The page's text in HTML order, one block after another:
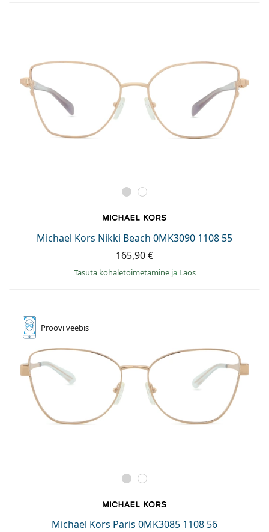
Michael Kors Nikki Beach 0MK3090 1108 55
165,90 €
Tasuta kohaletoimetamine ja Laos
Prooviveebis
Michael Kors Paris 0MK3085 1108 56